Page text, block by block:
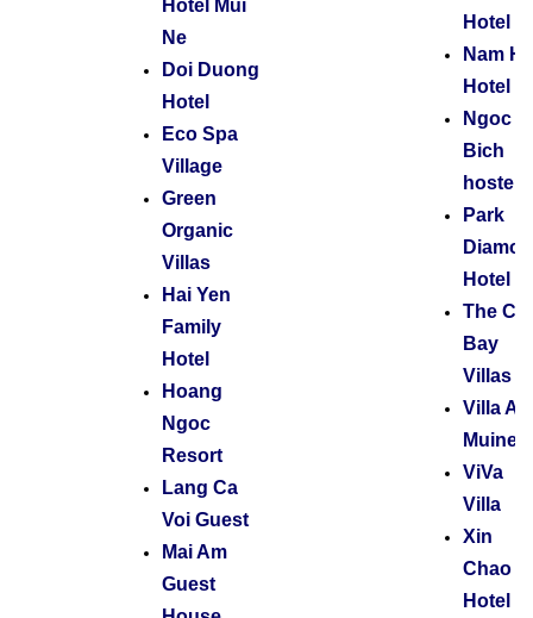
Hotel Mui
Ne
Doi Duong
Hotel
Eco Spa
Village
Green
Organic
Villas
Hai Yen
Family
Hotel
Hoang
Ngoc
Resort
Lang Ca
Voi Guest
Mai Am
Guest
Hotel
Nam
Hotel
Ngoc
Bich
hostel
Park
Hotel
The
Bay
Villas
Villa
Muine
ViVa
Villa
Xin
Chao
Hotel